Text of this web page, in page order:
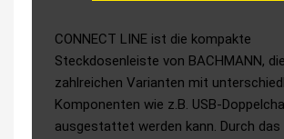
CONNECT LINE ist die kompakte
Steckdosenleiste von BACHMANN,
zahlreichen Varianten mit
Komponenten wie z.B. USB-
ausgestattet werden kann. Durch